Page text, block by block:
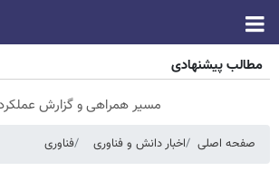
مطالب پیشنهادی
مسیر همراهی و گزارش عملکرد
صفحه اصلی اخبار دانش و فناوری فناوری